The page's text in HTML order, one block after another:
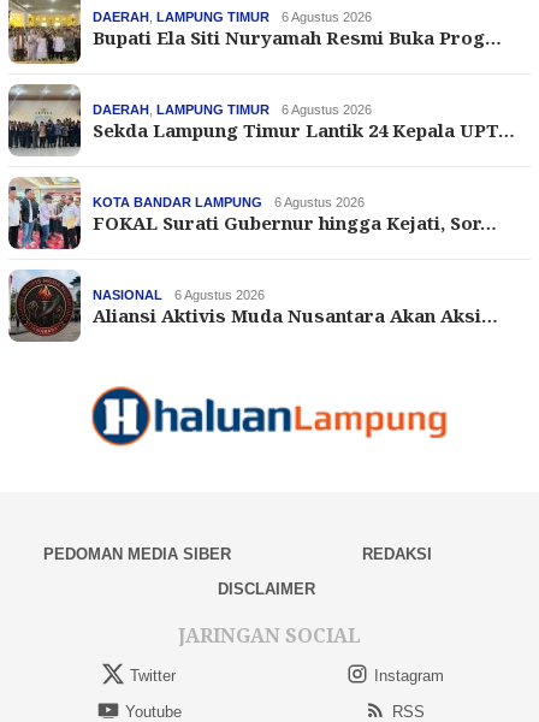
DAERAH LAMPUNG TIMUR 6 Agustus 2026
Bupati Ela Siti Nuryamah Resmi Buka Prog…
DAERAH LAMPUNG TIMUR 6 Agustus 2026
Sekda Lampung Timur Lantik 24 Kepala UPT…
KOTA BANDAR LAMPUNG 6 Agustus 2026
FOKAL Surati Gubernur hingga Kejati, Sor…
NASIONAL 6 Agustus 2026
Aliansi Aktivis Muda Nusantara Akan Aksi…
PEDOMAN MEDIA SIBER
REDAKSI
DISCLAIMER
JARINGAN SOCIAL
Twitter
Instagram
Youtube
RSS